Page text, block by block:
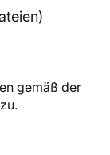
gemäß der